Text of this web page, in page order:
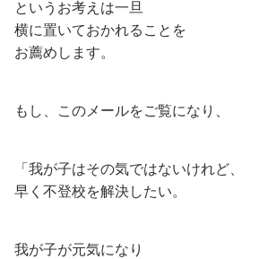
というお考えは一旦
横に置いておかれることを
お薦めします。
もし、このメールをご覧になり、
「我が子はその気ではないけれど、
早く不登校を解決したい。
我が子が元気になり